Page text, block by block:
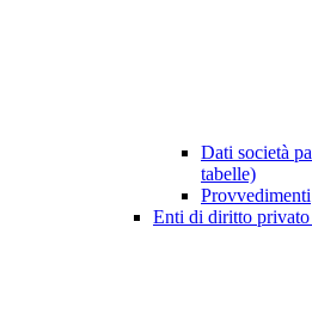
Dati società
tabelle)
Provvedimenti
Enti di diritto